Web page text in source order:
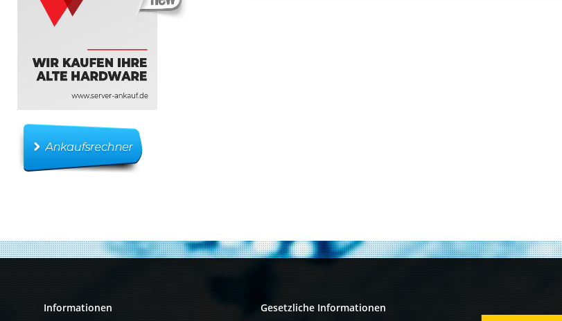
Informationen Gesetzliche Informationen